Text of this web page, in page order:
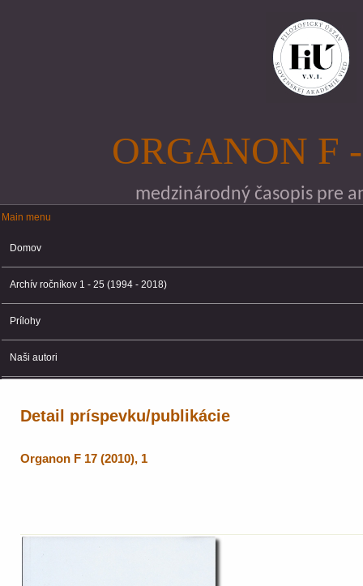
ORGANON F
medzinárodný časopis pre
Main menu
Main menu
Domov
Archív ročníkov 1 - 25 (1994 - 2018)
Prílohy
Naši autori
Detail príspevku/publikácie
Organon F 17 (2010), 1